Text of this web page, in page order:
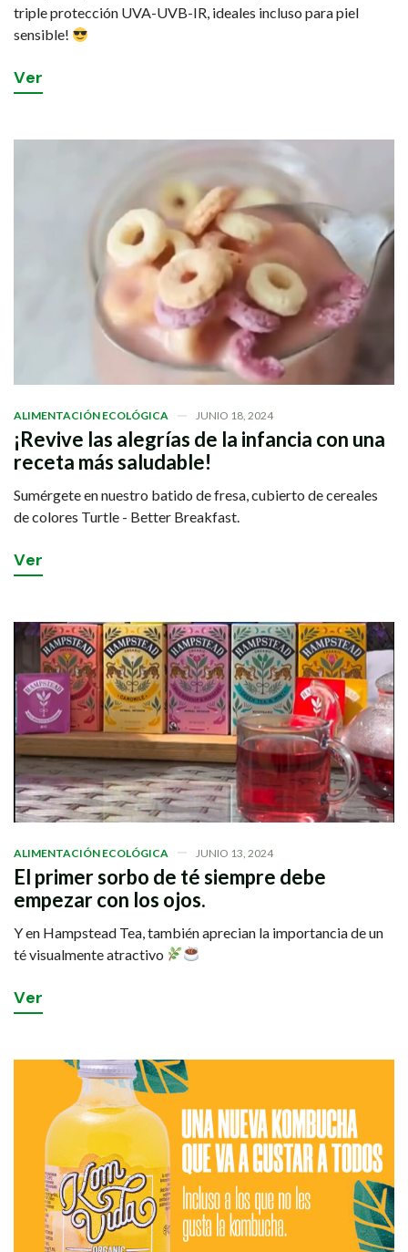
triple protección UVA-UVB-IR, ideales incluso para piel
sensible!
Ver
ALIMENTACIÓN ECOLÓGICA JUNIO 18, 2024
¡Revive las alegrías de la infancia con una
receta más saludable!
Sumérgete en nuestro batido de fresa, cubierto de cereales
de colores Turtle - Better Breakfast.
Ver
ALIMENTACIÓN ECOLÓGICA JUNIO 13, 2024
El primer sorbo de té siempre debe
empezar con los ojos.
Y en Hampstead Tea, también aprecian la importancia de un
té visualmente atractivo
Ver